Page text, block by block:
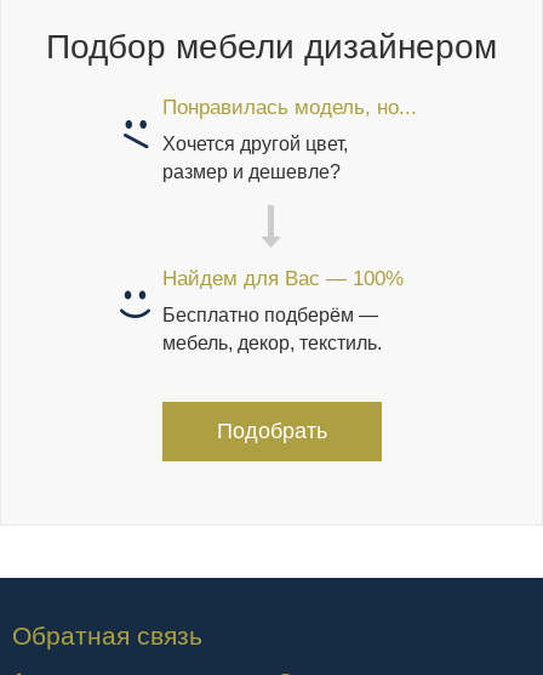
Подбор мебели дизайнером
Понравилась модель, но...
Хочется другой цвет,
размер и дешевле?
Найдем для Вас — 100%
Бесплатно подберём —
мебель, декор, текстиль.
Подобрать
Обратная связь